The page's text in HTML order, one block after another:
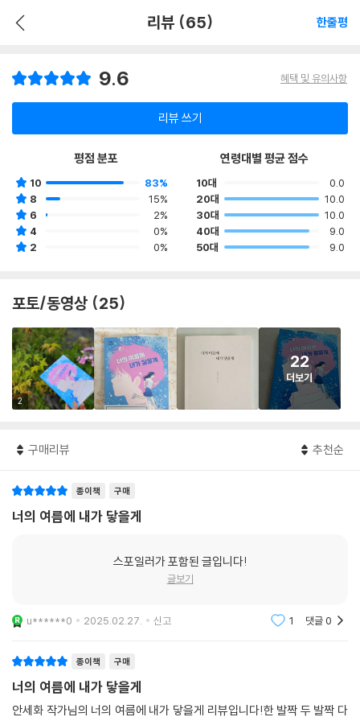
리뷰 (65) 한줄평
9.6 혜택 및 유의사항
리뷰 쓰기
평점 분포
10
83%
8
15%
6
2%
4
0%
2
0%
연령대별 평균 점수
10대
0.0
20대
10.0
30대
10.0
40대
9.0
50대
9.0
포토/동영상 (25)
2
22
더보기
구매리뷰 추천순
종이책 구매
너의 여름에 내가 닿을게
스포일러가 포함된 글입니다!
글보기
u******0 2025.02.27. 신고 1 댓글0
종이책 구매
너의 여름에 내가 닿을게
안세화 작가님의 너의 여름에 내가 닿을게 리뷰입니다!한 발짝 두 발짝 다